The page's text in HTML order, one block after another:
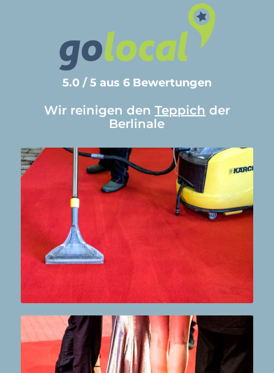
5.0 / 5 aus 6 Bewertungen
Wir reinigen den Teppich der
Berlinale